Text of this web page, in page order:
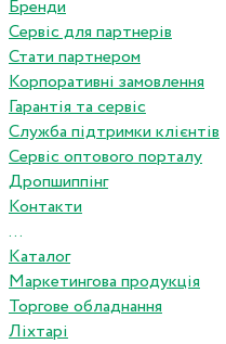
Бренди
Сервіс для партнерів
Стати партнером
Корпоративні замовлення
Гарантія та сервіс
Служба підтримки клієнтів
Сервіс оптового порталу
Дропшиппінг
Контакти
...
Каталог
Маркетингова продукція
Торгове обладнання
Ліхтарі